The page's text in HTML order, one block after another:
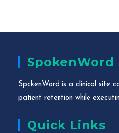
SpokenWord
SpokenWord is a clinical site
patient retention while
Quick Links